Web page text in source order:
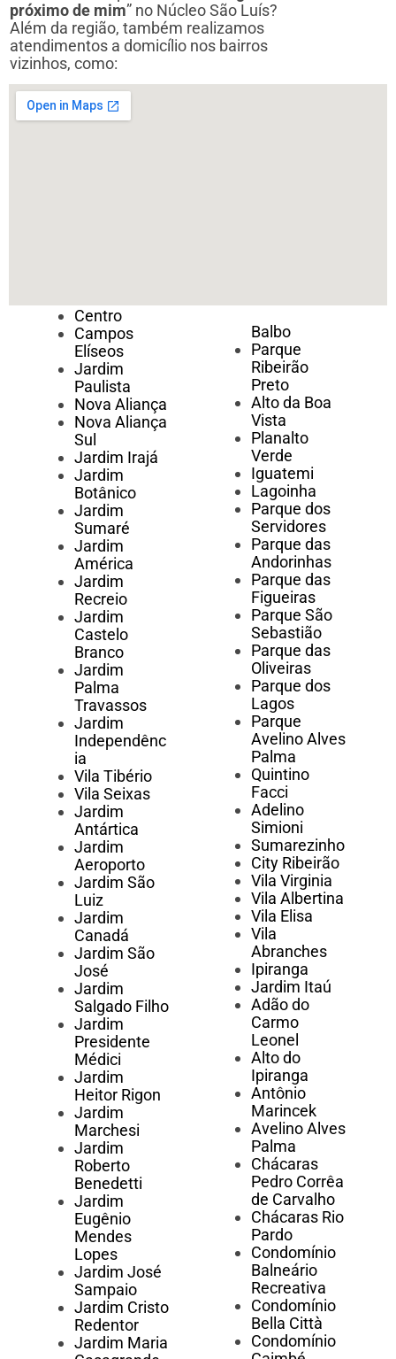
próximo de mim” no Núcleo São Luís?
Além da região, também realizamos
atendimentos a domicílio nos bairros
vizinhos, como:
Centro
Campos
Elíseos
Jardim
Paulista
Nova Aliança
Nova Aliança
Sul
Jardim Irajá
Jardim
Botânico
Jardim
Sumaré
Jardim
América
Jardim
Recreio
Jardim
Castelo
Branco
Jardim
Palma
Travassos
Jardim
Independênc
ia
Vila Tibério
Vila Seixas
Jardim
Antártica
Jardim
Aeroporto
Jardim São
Luiz
Jardim
Canadá
Jardim São
José
Jardim
Salgado Filho
Jardim
Presidente
Médici
Jardim
Heitor Rigon
Jardim
Marchesi
Jardim
Roberto
Benedetti
Jardim
Eugênio
Mendes
Lopes
Jardim José
Sampaio
Jardim Cristo
Redentor
Jardim Maria
Balbo
Parque
Ribeirão
Preto
Alto da Boa
Vista
Planalto
Verde
Iguatemi
Lagoinha
Parque dos
Servidores
Parque das
Andorinhas
Parque das
Figueiras
Parque São
Sebastião
Parque das
Oliveiras
Parque dos
Lagos
Parque
Avelino Alves
Palma
Quintino
Facci
Adelino
Simioni
Sumarezinho
City Ribeirão
Vila Virginia
Vila Albertina
Vila Elisa
Vila
Abranches
Ipiranga
Jardim Itaú
Adão do
Carmo
Leonel
Alto do
Ipiranga
Antônio
Marincek
Avelino Alves
Palma
Chácaras
Pedro Corrêa
de Carvalho
Chácaras Rio
Pardo
Condomínio
Balneário
Recreativa
Condomínio
Bella Città
Condomínio